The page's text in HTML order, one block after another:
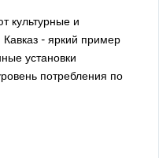
культурные и
- яркий пример
установки
потребления по